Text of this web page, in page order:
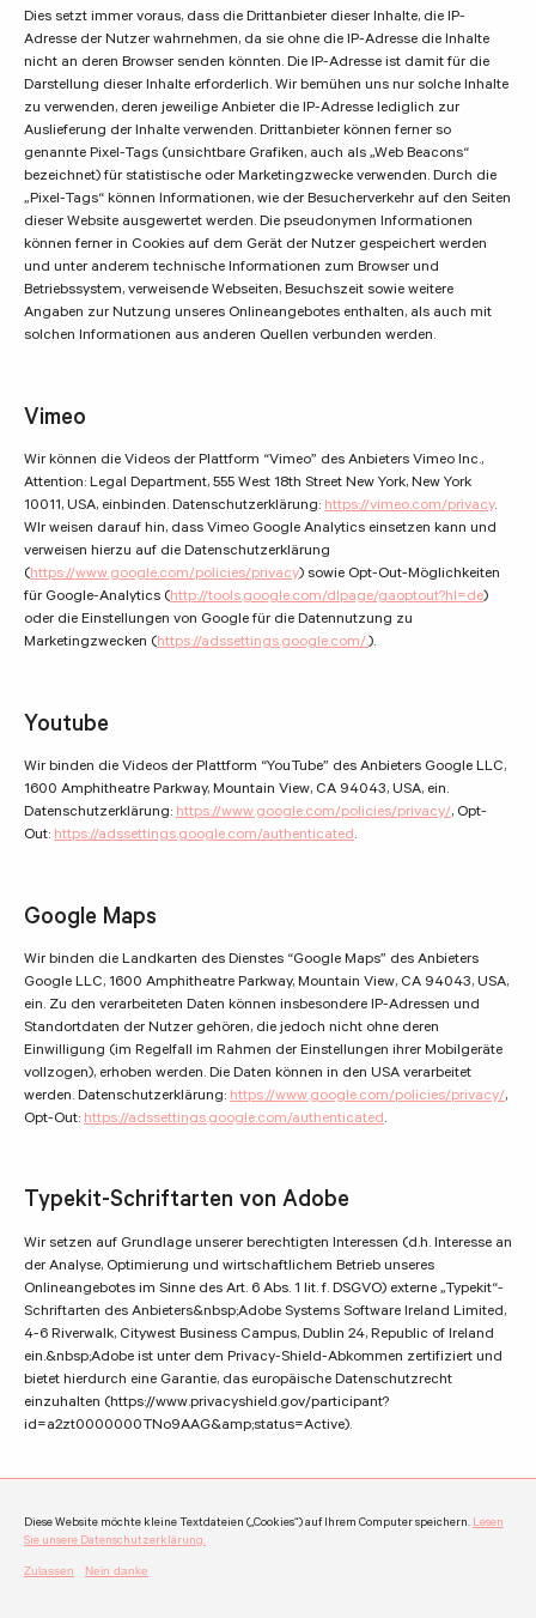
Dies setzt immer voraus, dass die Drittanbieter dieser Inhalte, die IP-
Adresse der Nutzer wahrnehmen, da sie ohne die IP-Adresse die Inhalte
nicht an deren Browser senden könnten. Die IP-Adresse ist damit für die
Darstellung dieser Inhalte erforderlich. Wir bemühen uns nur solche Inhalte
zu verwenden, deren jeweilige Anbieter die IP-Adresse lediglich zur
Auslieferung der Inhalte verwenden. Drittanbieter können ferner so
genannte Pixel-Tags (unsichtbare Grafiken, auch als „Web Beacons“
bezeichnet) für statistische oder Marketingzwecke verwenden. Durch die
„Pixel-Tags“ können Informationen, wie der Besucherverkehr auf den Seiten
dieser Website ausgewertet werden. Die pseudonymen Informationen
können ferner in Cookies auf dem Gerät der Nutzer gespeichert werden
und unter anderem technische Informationen zum Browser und
Betriebssystem, verweisende Webseiten, Besuchszeit sowie weitere
Angaben zur Nutzung unseres Onlineangebotes enthalten, als auch mit
solchen Informationen aus anderen Quellen verbunden werden.
Vimeo
Wir können die Videos der Plattform “Vimeo” des Anbieters Vimeo Inc.,
Attention: Legal Department, 555 West 18th Street New York, New York
10011, USA, einbinden. Datenschutzerklärung: https://vimeo.com/privacy.
WIr weisen darauf hin, dass Vimeo Google Analytics einsetzen kann und
verweisen hierzu auf die Datenschutzerklärung
(https://www.google.com/policies/privacy) sowie Opt-Out-Möglichkeiten
für Google-Analytics (http://tools.google.com/dlpage/gaoptout?hl=de)
oder die Einstellungen von Google für die Datennutzung zu
Marketingzwecken (https://adssettings.google.com/.).
Youtube
Wir binden die Videos der Plattform “YouTube” des Anbieters Google LLC,
1600 Amphitheatre Parkway, Mountain View, CA 94043, USA, ein.
Datenschutzerklärung: https://www.google.com/policies/privacy/, Opt-
Out: https://adssettings.google.com/authenticated.
Google Maps
Wir binden die Landkarten des Dienstes “Google Maps” des Anbieters
Google LLC, 1600 Amphitheatre Parkway, Mountain View, CA 94043, USA,
ein. Zu den verarbeiteten Daten können insbesondere IP-Adressen und
Standortdaten der Nutzer gehören, die jedoch nicht ohne deren
Einwilligung (im Regelfall im Rahmen der Einstellungen ihrer Mobilgeräte
vollzogen), erhoben werden. Die Daten können in den USA verarbeitet
werden. Datenschutzerklärung: https://www.google.com/policies/privacy/,
Opt-Out: https://adssettings.google.com/authenticated.
Typekit-Schriftarten von Adobe
Wir setzen auf Grundlage unserer berechtigten Interessen (d.h. Interesse an
der Analyse, Optimierung und wirtschaftlichem Betrieb unseres
Onlineangebotes im Sinne des Art. 6 Abs. 1 lit. f. DSGVO) externe „Typekit“-
Schriftarten des Anbieters&nbsp;Adobe Systems Software Ireland Limited,
4-6 Riverwalk, Citywest Business Campus, Dublin 24, Republic of Ireland
ein.&nbsp;Adobe ist unter dem Privacy-Shield-Abkommen zertifiziert und
bietet hierdurch eine Garantie, das europäische Datenschutzrecht
einzuhalten (https://www.privacyshield.gov/participant?
id=a2zt0000000TNo9AAG&amp;status=Active).
Wir nutzen auf Grundlage unserer berechtigten Interessen (d.h. Interesse
an der Analyse, Optimierung und wirtschaftlichem Betrieb unseres
Diese Website möchte kleine Textdateien („Cookies“) auf Ihrem Computer speichern. Lesen
Sie unsere Datenschutzerklärung.